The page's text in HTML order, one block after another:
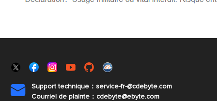

Support technique：service-fr-@cdebyte.com
Courriel de plainte：cdebyte@ebyte.com